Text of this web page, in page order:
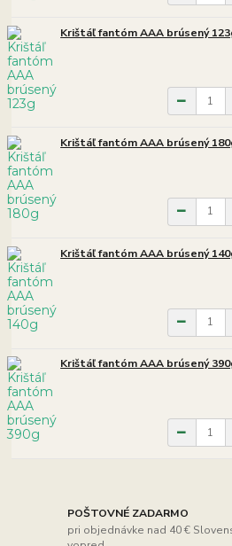
Krištáľ fantóm AAA brúsený
Krištáľ fantóm AAA brúsený
Krištáľ fantóm AAA brúsený
Krištáľ fantóm AAA brúsený
POŠTOVNÉ ZADARMO
pri objednávke nad 40 €